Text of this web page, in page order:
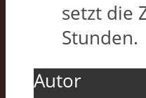
setzt die
Stunden.
Autor